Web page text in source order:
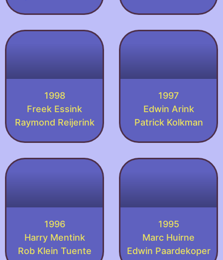
1998
Freek Essink
Raymond Reijerink
1997
Edwin Arink
Patrick Kolkman
1996
Harry Mentink
Rob Klein Tuente
1995
Marc Huirne
Edwin Paardekoper